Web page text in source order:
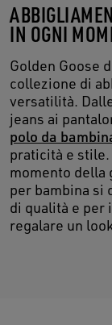
IN OGNI
Golden Goose
collezione di
versatilità.
jeans ai
polo da
praticità e
momento della
per bambina si
di qualità e per
regalare un